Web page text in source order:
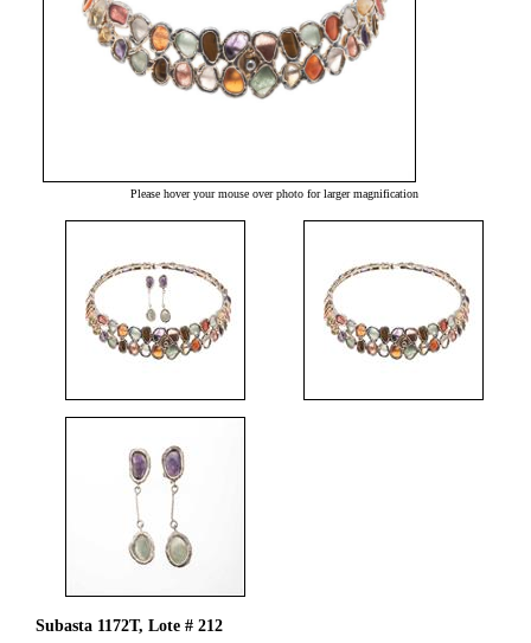
Please hover your mouse over photo for larger magnification
Subasta 1172T, Lote # 212